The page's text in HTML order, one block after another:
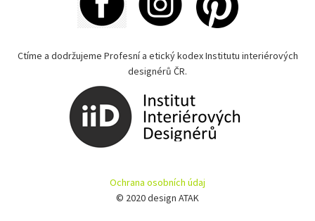
Ctíme a dodržujeme Profesní a etický kodex Institutu interiérových
designérů ČR.
Ochrana osobních údaj
© 2020 design ATAK